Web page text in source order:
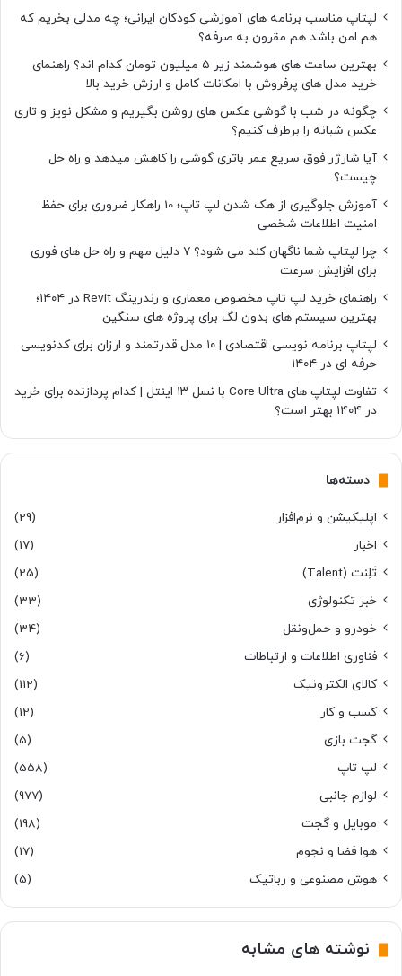
لپتاپ مناسب برنامه های آموزشی کودکان ایرانی؛ چه مدلی بخریم که
هم امن باشد هم مقرون به صرفه؟
بهترین ساعت های هوشمند زیر ۵ میلیون تومان کدام اند؟ راهنمای
خرید مدل های پرفروش با امکانات کامل و ارزش خرید بالا
چگونه در شب با گوشی عکس های روشن بگیریم و مشکل نویز و تاری
عکس شبانه را برطرف کنیم؟
آیا شارژر فوق سریع عمر باتری گوشی را کاهش میدهد و راه حل
چیست؟
آموزش جلوگیری از هک شدن لپ تاپ؛ 10 راهکار ضروری برای حفظ
امنیت اطلاعات شخصی
چرا لپتاپ شما ناگهان کند می شود؟ ۷ دلیل مهم و راه حل های فوری
برای افزایش سرعت
راهنمای خرید لپ تاپ مخصوص معماری و رندرینگ Revit در ۱۴۰۴؛
بهترین سیستم های بدون لگ برای پروژه های سنگین
لپتاپ برنامه نویسی اقتصادی | ۱۰ مدل قدرتمند و ارزان برای کدنویسی
حرفه ای در ۱۴۰۴
تفاوت لپتاپ های Core Ultra با نسل ۱۳ اینتل | کدام پردازنده برای خرید
در ۱۴۰۴ بهتر است؟
دسته‌ها
اپلیکیشن و نرم‌افزار
(29)
اخبار
(17)
تَلِنت (Talent)
(25)
خبر تکنولوژی
(33)
خودرو و حمل‌و‌نقل
(34)
فناوری اطلاعات و ارتباطات
(6)
کالای الکترونیک
(112)
کسب و کار
(12)
گجت بازی
(5)
لپ تاپ
(558)
لوازم جانبی
(977)
موبایل و گجت
(198)
هوا فضا و نجوم
(17)
هوش مصنوعی و رباتیک
(5)
نوشته های مشابه